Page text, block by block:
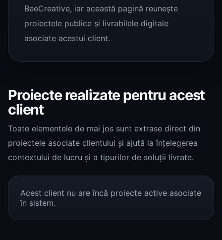
BeeCreative, iar această pagină reunește
proiectele publice și livrabilele digitale
asociate acestui client.
Proiecte realizate pentru acest
client
Toate elementele de mai jos sunt extrase direct din
proiectele asociate clientului și ajută la înțelegerea
contextului de lucru și a tipurilor de soluții livrate.
Acest client nu are încă proiecte active asociate
în sistem.